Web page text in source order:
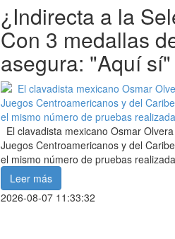
¿Indirecta a la
Con 3 medallas
asegura: "Aquí sí"
El clavadista mexicano Osmar
Juegos Centroamericanos y del
el mismo número de pruebas
Leer más
2026-08-07 11:33:32